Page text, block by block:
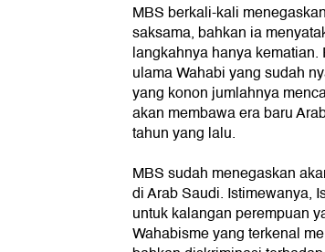
MBS berkali-kali
saksama, bahkan ia
langkahnya hanya
ulama Wahabi yang sudah
yang konon jumlahnya
akan membawa era baru
tahun yang lalu.
MBS sudah menegaskan
di Arab Saudi. Istimewanya,
untuk kalangan perempuan
Wahabisme yang terkenal